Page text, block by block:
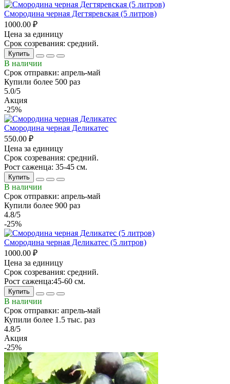
Смородина черная Дегтяревская (5 литров)
1000.00 ₽
Цена за единицу
Срок созревания: средний.
Купить
В наличии
Срок отправки: апрель-май
Купили более 500 раз
5.0/5
Акция
-25%
Смородина черная Деликатес
550.00 ₽
Цена за единицу
Срок созревания: средний.
Рост саженца: 35-45 см.
Купить
В наличии
Срок отправки: апрель-май
Купили более 900 раз
4.8/5
-25%
Смородина черная Деликатес (5 литров)
1000.00 ₽
Цена за единицу
Срок созревания: средний.
Рост саженца:45-60 см.
Купить
В наличии
Срок отправки: апрель-май
Купили более 1.5 тыс. раз
4.8/5
Акция
-25%